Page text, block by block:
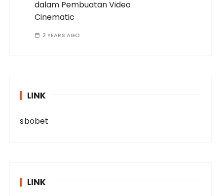
dalam Pembuatan Video
Cinematic
2 YEARS AGO
LINK
sbobet
LINK